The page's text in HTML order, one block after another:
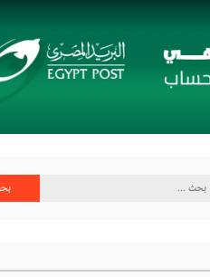
البحث